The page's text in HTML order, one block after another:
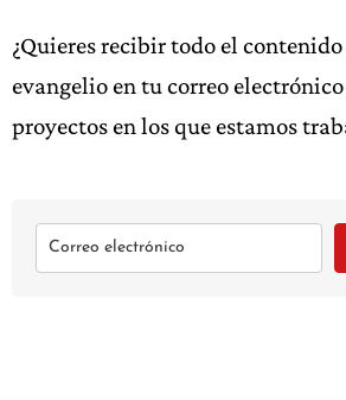
¿Quieres recibir todo el
evangelio en tu correo
proyectos en los que estamos